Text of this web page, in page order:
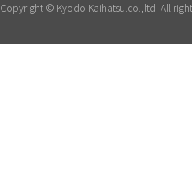
Copyright © Kyodo Kaihatsu.co.,ltd. All